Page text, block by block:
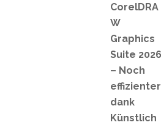
CorelDRA
W
Graphics
Suite 2026
– Noch
effizienter
dank
Künstlich